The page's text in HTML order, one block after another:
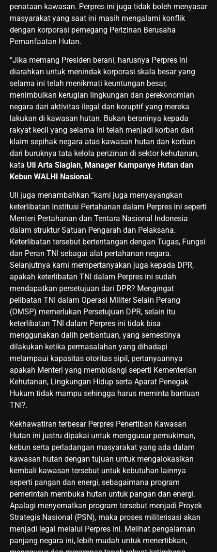
penataan kawasan. Perpres ini juga tidak boleh menyasar
masyarakat yang saat ini masih mengalami konflik
dengan korporasi pemegang Perizinan Berusaha
Pemanfaatan Hutan.
“Jika memang Presiden berani, harusnya Perpres ini
diarahkan untuk menindak korporasi skala besar yang
selama ini telah menikmati keuntungan besar,
menimbulkan kerugian lingkungan dan perekonomian
negara dari aktivitas ilegal dan koruptif yang mereka
lakukan di kawasan hutan. Bukan beraninya kepada
rakyat kecil yang selama ini telah menjadi korban dari
klaim sepihak negara atas kawasan hutan dan korban
dari buruknya tata kelola perizinan di sektor kehutanan,
kata Uli Arta Siagian, Manager Kampanye Hutan dan
Kebun WALHI Nasional.
Uli juga menambahkan “kami juga menyayangkan
keterlibatan Institusi Pertahanan dalam Perpres ini seperti
Menteri Pertahanan dan Tentara Nasional Indonesia
dalam struktur Satuan Pengarah dan Pelaksana.
Keterlibatan tersebut bertentangan dengan Tugas, Fungsi
dan Peran TNI sebagai alat pertahanan negara.
Selanjutnya kami mempertanyakan juga kepada DPR,
apakah keterlibatan TNI dalam Perpres ini sudah
mendapatkan persetujuan dari DPR? Mengingat
pelibatan TNI dalam Operasi Militer Selain Perang
(OMSP) memerlukan Persetujuan DPR, selain itu
keterlibatan TNI dalam Perpres ini tidak bisa
menggunakan dalih perbantuan, yang semestinya
dilakukan ketika permasalahan yang dihadapi
melampaui kapasitas otoritas sipil, pertanyaannya
apakah Menteri yang membidangi seperti Kementerian
Kehutanan, Lingkungan Hidup serta Aparat Penegak
Hukum tidak mampu sehingga harus meminta bantuan
TNI?.
Kekhawatiran terbesar Perpres Penertiban Kawasan
Hutan ini justru dipakai untuk menggusur pemukiman,
kebun serta perladangan masyarakat yang ada dalam
kawasan hutan dengan tujuan untuk mengalokasikan
kembali kawasan tersebut untuk kebutuhan lainnya
seperti pangan dan energi, sebagaimana program
pemerintah membuka hutan untuk pangan dan energi.
Apalagi menyematkan program tersebut menjadi Proyek
Strategis Nasional (PSN), maka proses militerisasi akan
menjadi legal melalui Perpres ini. Melihat pengalaman
panjang negara ini, lebih mudah untuk menertibkan,